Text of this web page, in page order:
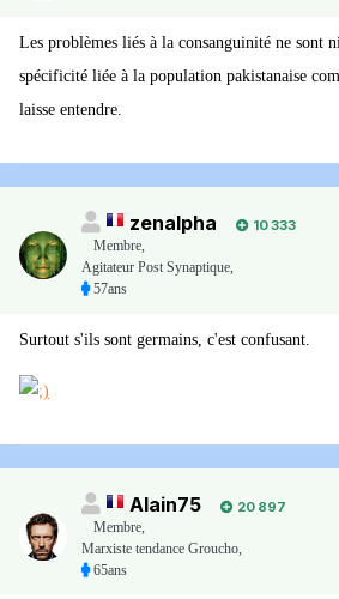
Les problèmes liés à la consanguinité ne sont
spécificité liée à la population pakistanaise
laisse entendre.
zenalpha
10 333
Membre,
Agitateur Post Synaptique,
57ans
Surtout s'ils sont germains, c'est confusant.
Alain75
20 897
Membre,
Marxiste tendance Groucho,
65ans